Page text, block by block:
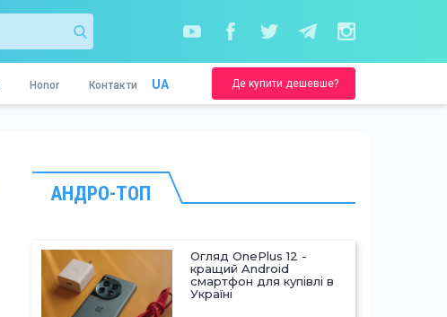
Honor Контакти UA Де купити дешевше?
АНДРО-ТОП
Огляд OnePlus 12 -
кращий Android
смартфон для купівлі в
Україні